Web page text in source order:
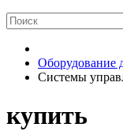
Оборудование
Системы
купить